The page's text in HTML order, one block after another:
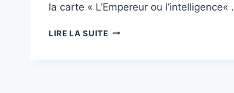
la carte « L’Empereur ou l’intelligence« .
LIRE LA SUITE